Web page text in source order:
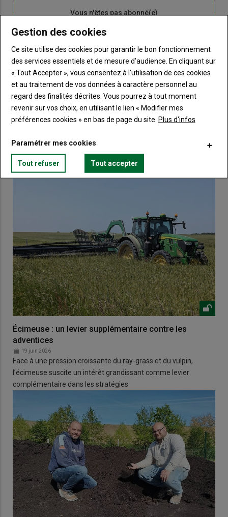
Vous n'êtes pas abonné(e)
BodyChoisissez votre formule et créez votre
compte pour accéder à tout Terre de
Touraine.
Lien Créez un compte
Écimeuse : un levier supplémentaire contre les
adventices
19 juin 2026
Face à une pression croissante du ray-grass et du vulpin,
l’écimeuse suscite un intérêt grandissant comme levier
complémentaire dans les stratégies
Gestion des cookies
Ce site utilise des cookies pour garantir le bon fonctionnement
des services essentiels et de mesure d’audience. En cliquant sur
« Tout Accepter », vous consentez à l’utilisation de ces cookies
et au traitement de vos données à caractère personnel au
regard des finalités décrites. Vous pourrez à tout moment
revenir sur vos choix, en utilisant le lien « Modifier mes
préférences cookies » en bas de page du site. Plus d'infos
Paramétrer mes cookies
Tout refuser Tout accepter